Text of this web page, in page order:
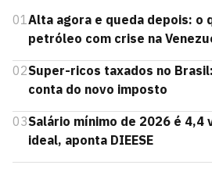
01Alta agora e queda depois: o
petróleo com crise na
02Super-ricos taxados no
conta do novo imposto
03Salário mínimo de 2026 é 4,4
ideal, aponta DIEESE